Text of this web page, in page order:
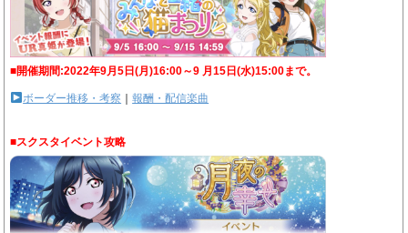
■開催期間:2022年9月5日(月)16:00～9 月15日(水)15:00まで。
ボーダー推移・考察 ｜報酬・配信楽曲
■スクスタイベント攻略